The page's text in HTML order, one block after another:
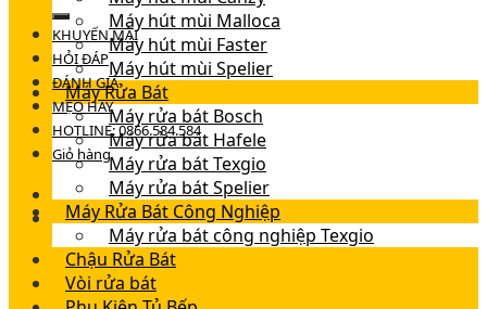
KHUYẾN MÃI
HỎI ĐÁP
ĐÁNH GIÁ
MẸO HAY
HOTLINE: 0866.584.584
Giỏ hàng
Máy hút mùi Malloca
Máy hút mùi Faster
Máy hút mùi Spelier
Máy Rửa Bát
Máy rửa bát Bosch
Máy rửa bát Hafele
Máy rửa bát Texgio
Máy rửa bát Spelier
Máy Rửa Bát Công Nghiệp
Máy rửa bát công nghiệp Texgio
Chậu Rửa Bát
Vòi rửa bát